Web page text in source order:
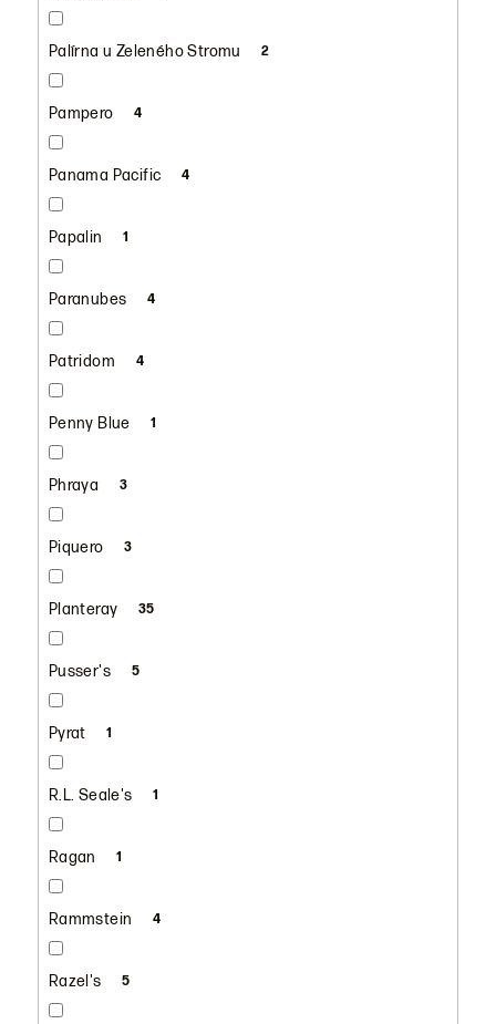
Palírna u Zeleného Stromu 2
Pampero 4
Panama Pacific 4
Papalin 1
Paranubes 4
Patridom 4
Penny Blue 1
Phraya 3
Piquero 3
Planteray 35
Pusser's 5
Pyrat 1
R.L. Seale's 1
Ragan 1
Rammstein 4
Razel's 5